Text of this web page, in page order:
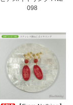
098